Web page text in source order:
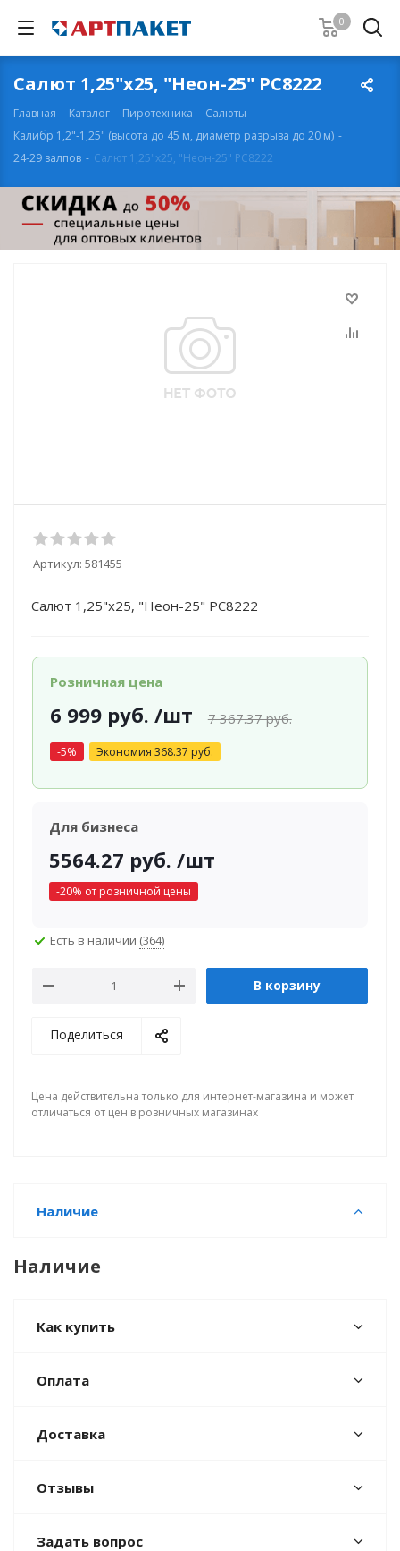
0
Салют 1,25"х25, "Неон-25" РС8222
Главная - Каталог - Пиротехника - Салюты -
Калибр 1,2"-1,25" (высота до 45 м, диаметр разрыва до 20 м) -
24-29 залпов - Салют 1,25"х25, "Неон-25" РС8222
Артикул: 581455
Салют 1,25"х25, "Неон-25" РС8222
Розничная цена
6 999руб. /шт 7 367.37руб.
-5% Экономия 368.37 руб.
Для бизнеса
5564.27 руб. /шт
-20% от розничной цены
Есть в наличии (364)
В корзину
Поделиться
Цена действительна только для интернет-магазина и может
отличаться от цен в розничных магазинах
Наличие
Наличие
Как купить
Оплата
Доставка
Отзывы
Задать вопрос